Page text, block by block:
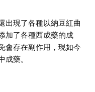
出現了各種以納豆紅曲
加了各種西成藥的成
會存在副作用，現如今
藥。